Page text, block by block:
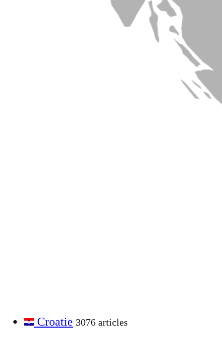
Croatie 3076 articles